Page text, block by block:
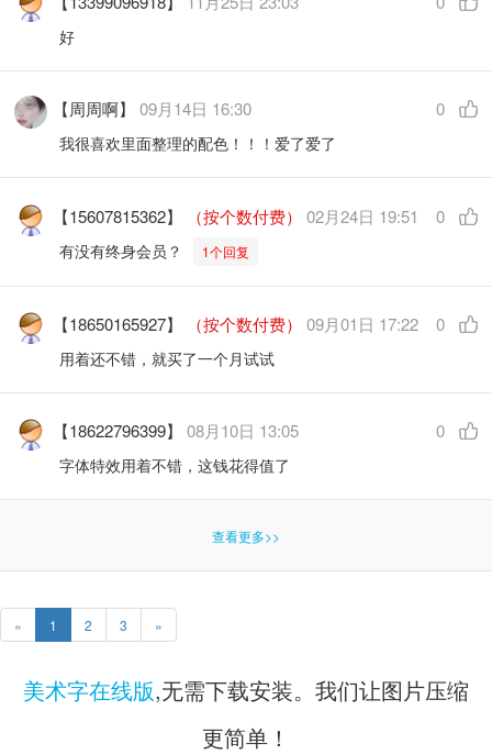
好
【周周啊】09月14日 16:30 0
我很喜欢里面整理的配色！！！爱了爱了
【15607815362】 （按个数付费） 02月24日 19:51 0
有没有终身会员？ 1个回复
【18650165927】 （按个数付费） 09月01日 17:22 0
用着还不错，就买了一个月试试
【18622796399】08月10日 13:05 0
字体特效用着不错，这钱花得值了
查看更多>>
« 1 2 3 »
美术字在线版,无需下载安装。我们让图片压缩
更简单！